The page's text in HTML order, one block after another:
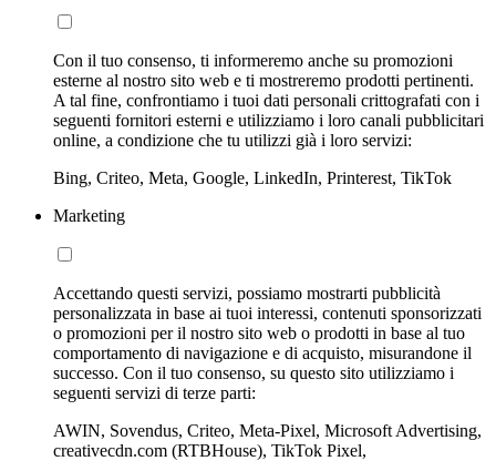
Con il tuo consenso, ti informeremo anche su promozioni
esterne al nostro sito web e ti mostreremo prodotti pertinenti.
A tal fine, confrontiamo i tuoi dati personali crittografati con i
seguenti fornitori esterni e utilizziamo i loro canali pubblicitari
online, a condizione che tu utilizzi già i loro servizi:
Bing, Criteo, Meta, Google, LinkedIn, Printerest, TikTok
Marketing
Accettando questi servizi, possiamo mostrarti pubblicità
personalizzata in base ai tuoi interessi, contenuti sponsorizzati
o promozioni per il nostro sito web o prodotti in base al tuo
comportamento di navigazione e di acquisto, misurandone il
successo. Con il tuo consenso, su questo sito utilizziamo i
seguenti servizi di terze parti:
AWIN, Sovendus, Criteo, Meta-Pixel, Microsoft Advertising,
creativecdn.com (RTBHouse), TikTok Pixel,